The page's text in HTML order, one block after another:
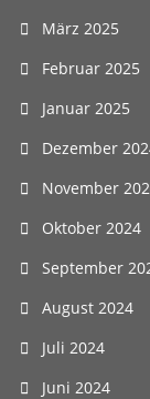
März 2025
Februar 2025
Januar 2025
Dezember
November
Oktober 2024
September
August 2024
Juli 2024
Juni 2024